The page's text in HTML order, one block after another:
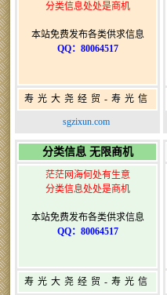
分类信息处处是商机
本站免费发布各类供求信息
QQ：80064517
寿光大尧经贸-寿光信
息网-免费信息发布网-
sgzixun.com
分类信息 无限商机
茫茫网海何处有生意
分类信息处处是商机
本站免费发布各类供求信息
QQ：80064517
寿光大尧经贸-寿光信